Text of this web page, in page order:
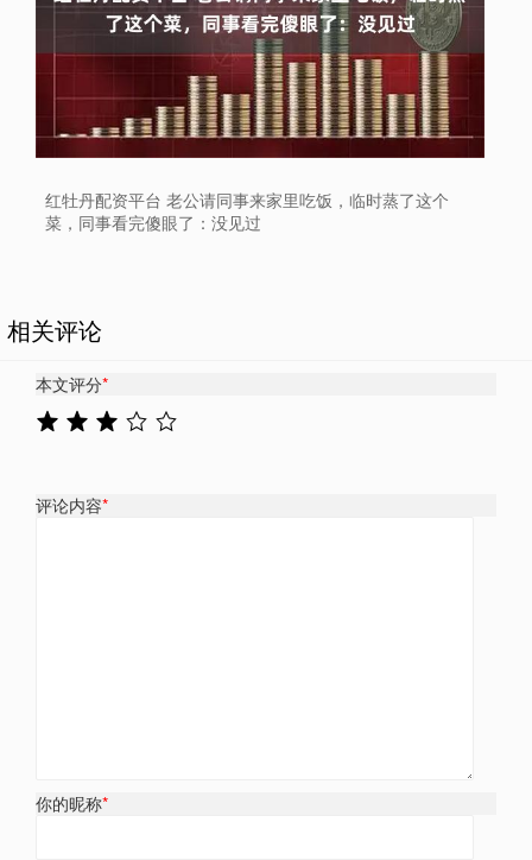
红牡丹配资平台 老公请同事来家里吃饭，临时蒸了这个
菜，同事看完傻眼了：没见过
相关评论
本文评分*
评论内容*
你的昵称*